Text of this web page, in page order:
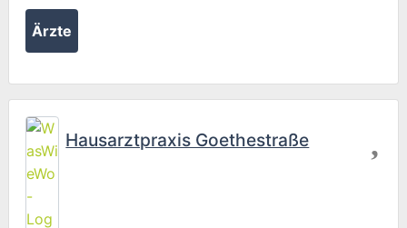
Ärzte
Hausarztpraxis Goethestraße